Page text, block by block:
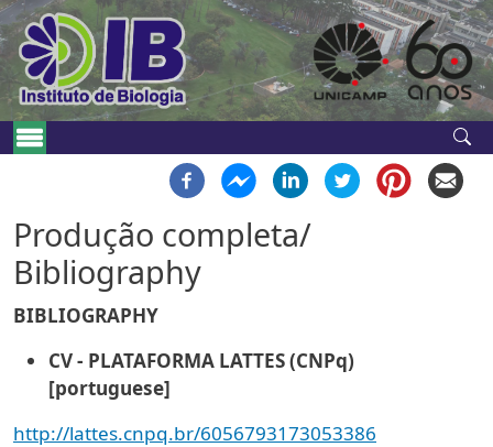
Pular para o conteúdo principal
Navegação principal
Produção completa/
Bibliography
BIBLIOGRAPHY
CV - PLATAFORMA LATTES (CNPq)
[portuguese]
http://lattes.cnpq.br/6056793173053386